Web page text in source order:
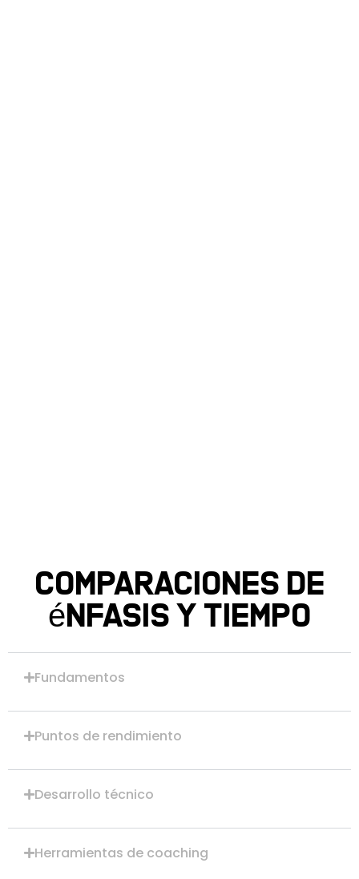
Comparaciones de
énfasis y tiempo
Fundamentos
Puntos de rendimiento
Desarrollo técnico
Herramientas de coaching